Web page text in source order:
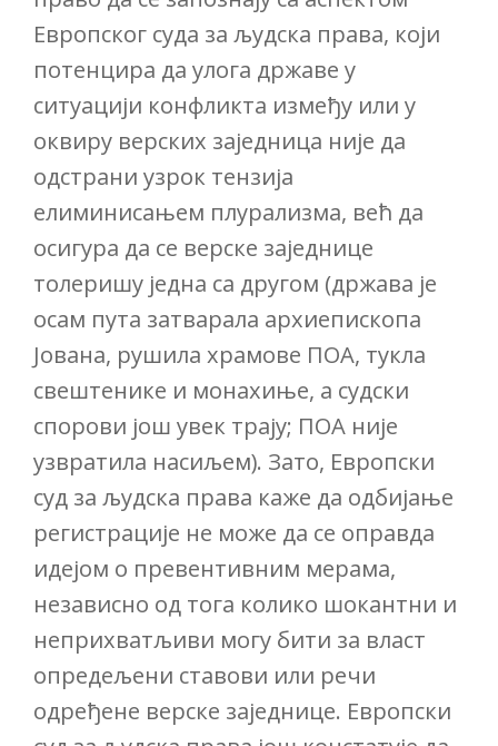
Европског суда за људска права, који
потенцира да улога државе у
ситуацији конфликта између или у
оквиру верских заједница није да
одстрани узрок тензија
елиминисањем плурализма, већ да
осигура да се верске заједнице
толеришу једна са другом (држава је
осам пута затварала архиепископа
Јована, рушила храмове ПОА, тукла
свештенике и монахиње, а судски
спорови још увек трају; ПОА није
узвратила насиљем). Зато, Европски
суд за људска права каже да одбијање
регистрације не може да се оправда
идејом о превентивним мерама,
независно од тога колико шокантни и
неприхватљиви могу бити за власт
опредељени ставови или речи
одређене верске заједнице. Европски